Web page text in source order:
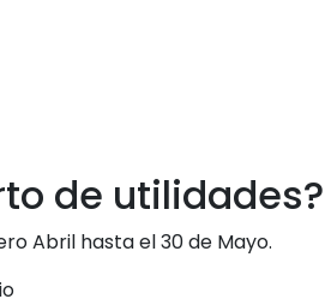
de utilidades?
Abril hasta el 30 de Mayo.